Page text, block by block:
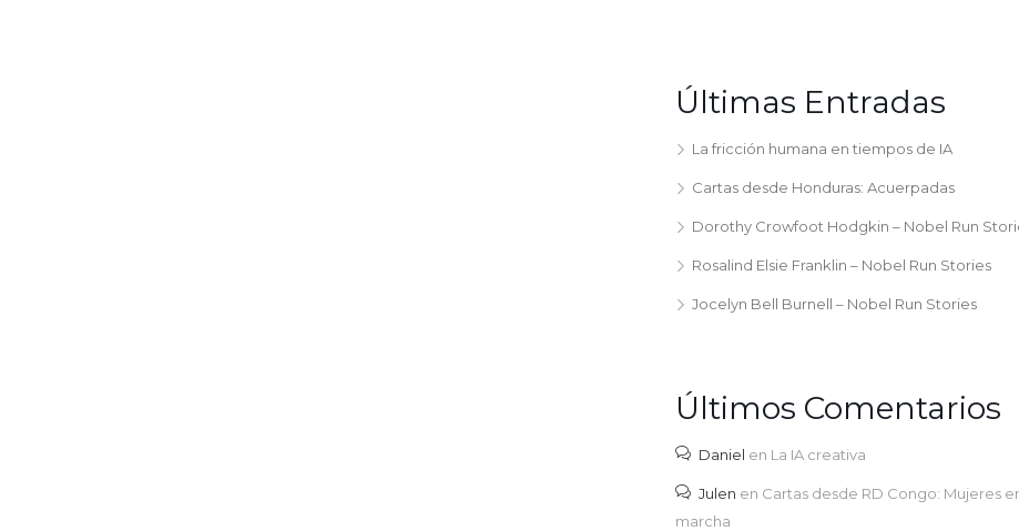
Últimas Entradas
La fricción humana en tiempos de IA
Cartas desde Honduras: Acuerpadas
Dorothy Crowfoot Hodgkin – Nobel Run
Rosalind Elsie Franklin – Nobel Run Stories
Jocelyn Bell Burnell – Nobel Run Stories
Últimos Comentarios
Daniel en La IA creativa
Julen en Cartas desde RD Congo: Mujeres
marcha